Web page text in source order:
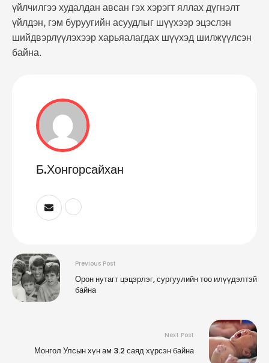
үйлчилгээ худалдан авсан гэх хэрэгт яллах дүгнэлт
үйлдэн, гэм буруугийн асуудлыг шүүхээр эцэслэн
шийдвэрлүүлэхээр харьяалагдах шүүхэд шилжүүлсэн
байна.
Б.Хонгорсайхан
Previous Post
Орон нутагт цэцэрлэг, сургуулийн тоо илүүдэлтэй
байна
Next Post
Монгол Улсын хүн ам 3.2 саяд хүрсэн байна